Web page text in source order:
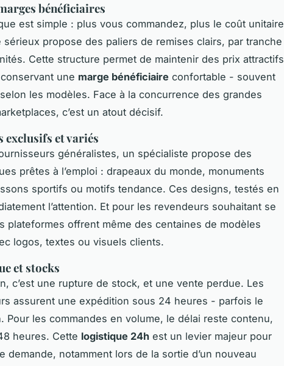
bénéficiaires
est simple : plus vous commandez, plus le coût unitaire
sérieux propose des paliers de remises clairs, par tranche
Cette structure permet de maintenir des prix attractifs
une marge bénéficiaire confortable - souvent
les modèles. Face à la concurrence des grandes
c’est un atout décisif.
exclusifs et variés
généralistes, un spécialiste propose des
prêtes à l’emploi : drapeaux du monde, monuments
sportifs ou motifs tendance. Ces designs, testés en
l’attention. Et pour les revendeurs souhaitant se
plateformes offrent même des centaines de modèles
logos, textes ou visuels clients.
et stocks
c’est une rupture de stock, et une vente perdue. Les
assurent une expédition sous 24 heures - parfois le
Pour les commandes en volume, le délai reste contenu,
heures. Cette logistique 24h est un levier majeur pour
demande, notamment lors de la sortie d’un nouveau